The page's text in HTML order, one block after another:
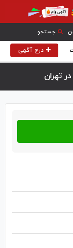
جستجو
درج آگهی
تهران